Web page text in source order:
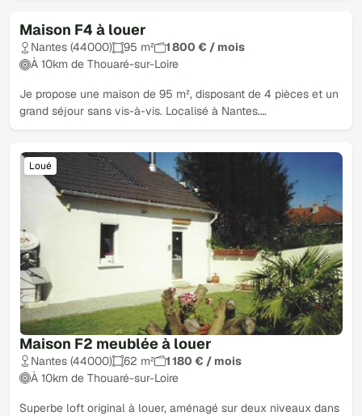
Maison F4 à louer
Loué
Nantes (44000) 95 m²
1 800 € / mois
À 10km de Thouaré-sur-Loire
Je propose une maison de 95 m², disposant de 4 pièces et un
grand séjour sans vis-à-vis. Localisé à Nantes.…
Maison F2 meublée à louer
Loué
Nantes (44000) 62 m²
1 180 € / mois
À 10km de Thouaré-sur-Loire
Superbe loft original à louer, aménagé sur deux niveaux dans